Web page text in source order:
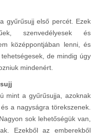
gyűrűsujj első percét. Ezek
szenvedélyesek és
középpontjában lenni, és
de mindig úgy
mindenért.
mint a gyűrűsujja, azoknak
a nagyságra törekszenek.
sok lehetőségük van,
Ezekből az emberekből